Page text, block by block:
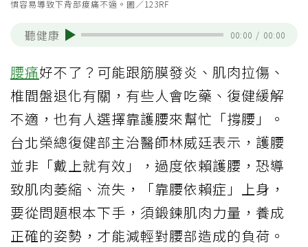
慣容易導致下背部痠痛不適。圖／123RF
聽健康 00:00 / 00:00
腰痛好不了？可能跟筋膜發炎、肌肉拉傷、
椎間盤退化有關，有些人會吃藥、復健緩解
不適，也有人選擇靠護腰來幫忙「撐腰」。
台北榮總復健部主治醫師林威廷表示，護腰
並非「戴上就有效」，過度依賴護腰，恐導
致肌肉萎縮、流失，「靠腰依賴症」上身，
要從問題根本下手，須鍛鍊肌肉力量，養成
正確的姿勢，才能減輕對腰部造成的負荷。